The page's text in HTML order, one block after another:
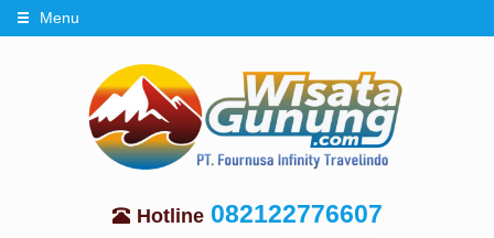
Menu
Hotline 082122776607